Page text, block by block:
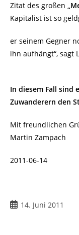
Zitat des großen
Kapitalist ist so
er seinem Gegner
ihn aufhängt“, sagt
In diesem Fall sind
Zuwanderern den
Mit freundlichen
Martin Zampach
2011-06-14
Beitrag14. Juni 2011